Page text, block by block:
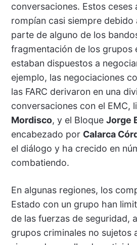
conversaciones. Estos ceses
rompían casi siempre debido
parte de alguno de los
fragmentación de los grupos
estaban dispuestos a
ejemplo, las negociaciones
las FARC derivaron en una
conversaciones con el EMC,
Mordisco, y el Bloque Jorge
encabezado por Calarca
el diálogo y ha crecido en
combatiendo.
En algunas regiones, los
Estado con un grupo han
de las fuerzas de seguridad,
grupos criminales no sujetos